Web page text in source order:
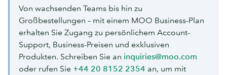
Von wachsenden Teams bis hin zu
Großbestellungen – mit einem MOO Business-Plan
erhalten Sie Zugang zu persönlichem Account-
Support, Business-Preisen und exklusiven
Produkten. Schreiben Sie an inquiries@moo.com
oder rufen Sie +44 20 8152 2354 an, um mit